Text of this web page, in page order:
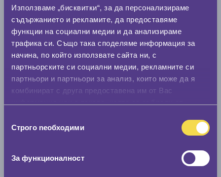
Използваме „бисквитки“, за да персонализираме
съдържанието и рекламите, да предоставяме
функции на социални медии и да анализираме
трафика си. Също така споделяме информация за
начина, по който използвате сайта ни, с
партньорските си социални медии, рекламните си
партньори и партньори за анализ, които може да я
комбинират с друга предоставена им от Вас
наСтрого nеобходими
За функционалност
Нов размер
Стар размер
Скоростомер при 100